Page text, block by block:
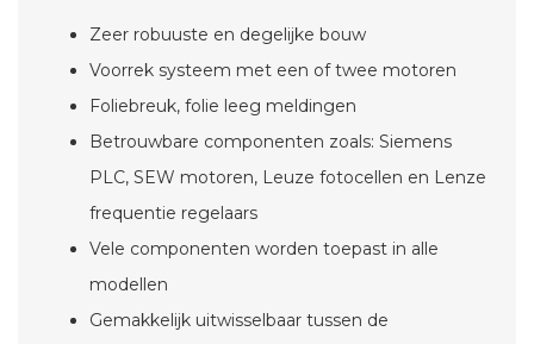
Zeer robuuste en degelijke bouw
Voorrek systeem met een of twee motoren
Foliebreuk, folie leeg meldingen
Betrouwbare componenten zoals: Siemens
PLC, SEW motoren, Leuze fotocellen en Lenze
frequentie regelaars
Vele componenten worden toepast in alle
modellen
Gemakkelijk uitwisselbaar tussen de